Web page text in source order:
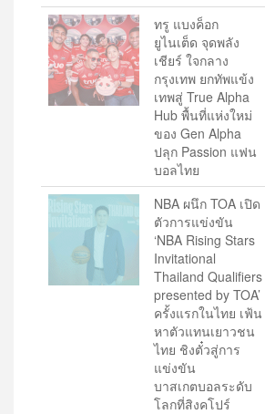
ทรู แบงค็อก
ยูไนเต็ด จุดพลัง
เชียร์ ใจกลาง
กรุงเทพ ยกทัพแข้ง
เทพสู่ True Alpha
Hub พื้นที่แห่งใหม่
ของ Gen Alpha
ปลุก Passion แฟน
บอลไทย
NBA ผนึก TOA เปิด
ตัวการแข่งขัน
‘NBA Rising Stars
Invitational
Thailand Qualifiers
presented by TOA’
ครั้งแรกในไทย เฟ้น
หาตัวแทนเยาวชน
ไทย ชิงตั๋วสู่การ
แข่งขัน
บาสเกตบอลระดับ
โลกที่สิงคโปร์